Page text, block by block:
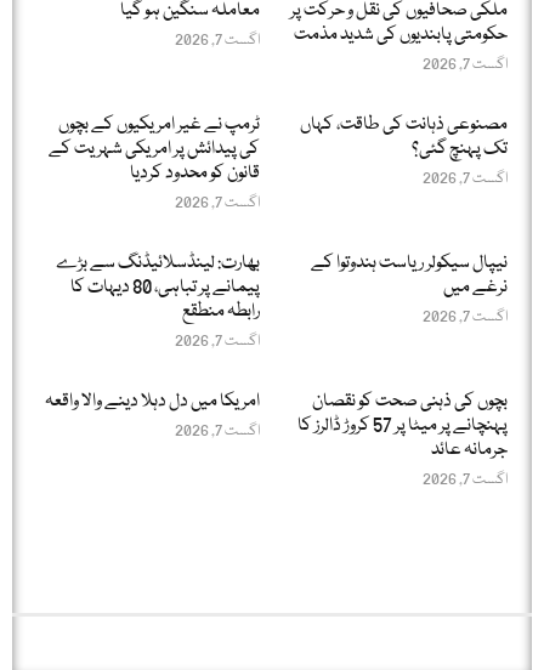
ملکی صحافیوں کی نقل و حرکت پر
حکومتی پابندیوں کی شدید مذمت
اگست 7, 2026
معاملہ سنگین ہو گیا
اگست 7, 2026
مصنوعی ذہانت کی طاقت، کہاں
تک پہنچ گئی؟
اگست 7, 2026
ٹرمپ نے غیر امریکیوں کے بچوں
کی پیدائش پر امریکی شہریت کے
قانون کو محدود کردیا
اگست 7, 2026
نیپال سیکولر ریاست ہندوتوا کے
نرغے میں
اگست 7, 2026
بھارت: لینڈسلائیڈنگ سے بڑے
پیمانے پر تباہی، 80 دیہات کا
رابطہ منطقع
اگست 7, 2026
بچوں کی ذہنی صحت کو نقصان
پہنچانے پر میٹا پر 57 کروڑ ڈالرز کا
جرمانہ عائد
اگست 7, 2026
امریکا میں دل دہلا دینے والا واقعہ
اگست 7, 2026